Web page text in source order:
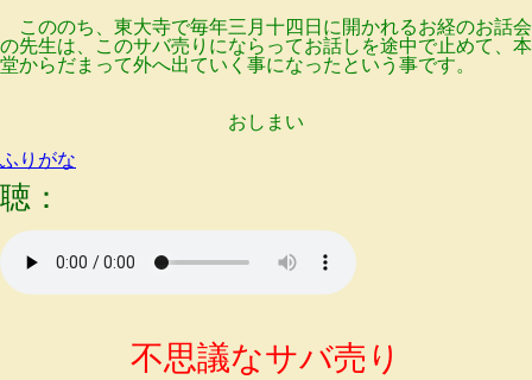
こののち、東大寺で毎年三月十四日に開かれるお経のお話会
の先生は、このサバ売りにならってお話しを途中で止めて、本
堂からだまって外へ出ていく事になったという事です。
おしまい
ふりがな
聴：
不思議なサバ売り